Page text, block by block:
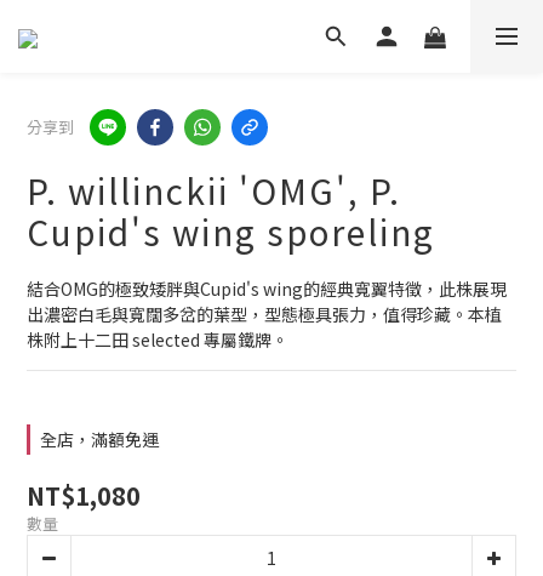
分享到
P. willinckii 'OMG', P.
Cupid's wing sporeling
結合OMG的極致矮胖與Cupid's wing的經典寬翼特徵，此株展現
出濃密白毛與寬闊多岔的葉型，型態極具張力，值得珍藏。本植
株附上十二田 selected 專屬鐵牌。
全店，滿額免運
NT$1,080
數量